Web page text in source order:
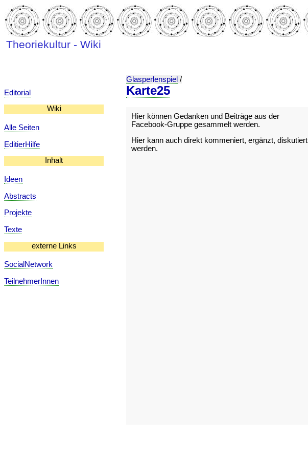
Theoriekultur - Wiki
Editorial
Wiki
Alle Seiten
EditierHilfe
Inhalt
Ideen
Abstracts
Projekte
Texte
externe Links
SocialNetwork
TeilnehmerInnen
Glasperlenspiel /
Karte25
Hier können Gedanken und Beiträge aus der
Facebook-Gruppe gesammelt werden.
Hier kann auch direkt kommeniert, ergänzt, diskutiert
werden.